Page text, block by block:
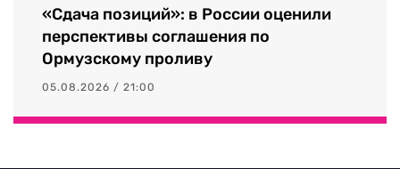
«Сдача позиций»: в России оценили
перспективы соглашения по
Ормузскому проливу
05.08.2026 / 21:00